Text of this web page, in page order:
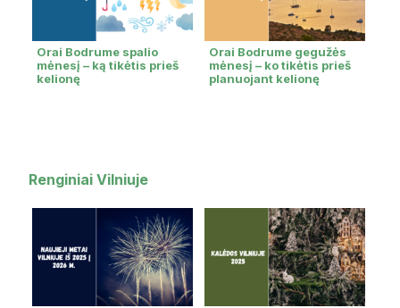
Orai Bodrume spalio
mėnesį – ką tikėtis prieš
kelionę
Orai Bodrume gegužės
mėnesį – ko tikėtis prieš
planuojant kelionę
Renginiai Vilniuje